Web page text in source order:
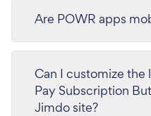
Are POWR apps
Can I customize the
Pay Subscription
Jimdo site?